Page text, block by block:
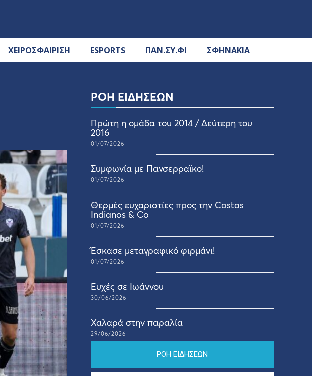
ΧΕΙΡΟΣΦΑΙΡΙΣΗ ESPORTS ΠΑΝ.ΣΥ.ΦΙ ΣΦΗΝΑΚΙΑ
ΡΟΗ ΕΙΔΗΣΕΩΝ
Πρώτη η ομάδα του 2014 / Δεύτερη του
2016
01/07/2026
Συμφωνία με Πανσερραϊκο!
01/07/2026
Θερμές ευχαριστίες προς την Costas
Indianos & Co
01/07/2026
Έσκασε μεταγραφικό φιρμάνι!
01/07/2026
Ευχές σε Ιωάννου
30/06/2026
Χαλαρά στην παραλία
29/06/2026
ΡΟΗ ΕΙΔΗΣΕΩΝ